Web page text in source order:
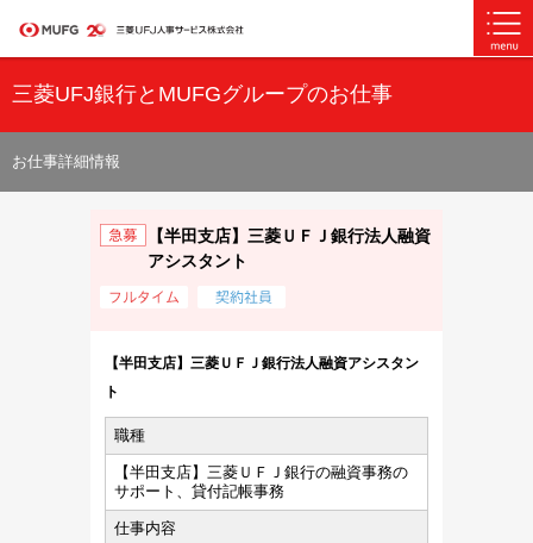
三菱UFJ銀行とMUFGグループのお仕事
お仕事詳細情報
【半田支店】三菱ＵＦＪ銀行法人融資
アシスタント
【半田支店】三菱ＵＦＪ銀行法人融資アシスタン
ト
職種
【半田支店】三菱ＵＦＪ銀行の融資事務の
サポート、貸付記帳事務
仕事内容